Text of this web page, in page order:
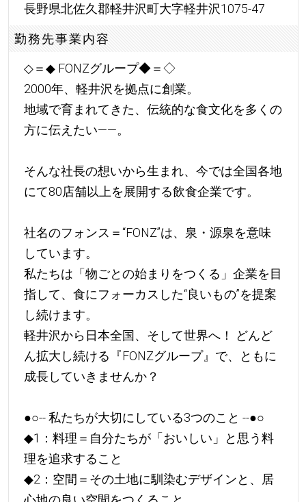
長野県北佐久郡軽井沢町大字軽井沢1075-47
勤務先事業内容
◇＝◆ FONZグループ◆＝◇
2000年、軽井沢を拠点に創業。
地域で育まれてきた、伝統的な食文化を多くの
方に伝えたい――。
そんな社長の想いから生まれ、今では全国各地
にて80店舗以上を展開する飲食企業です。
社名のフォンス＝“FONZ”は、泉・源泉を意味
しています。
私たちは「物ごとの始まりをつくる」企業を目
指して、食にフォーカスした“良いもの”を提案
し続けます。
軽井沢から日本全国、そして世界へ！ どんど
ん拡大し続ける『FONZグループ』で、ともに
成長していきませんか？
●○-- 私たちが大切にしている3つのこと --●○
◆1：料理＝自分たちが「おいしい」と思う料
理を追求すること
◆2：空間＝その土地に馴染むデザインと、居